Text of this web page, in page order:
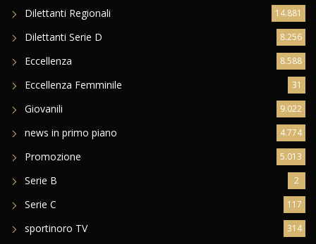
Dilettanti Regionali 14.881
Dilettanti Serie D 8.256
Eccellenza 8.588
Eccellenza Femminile 31
Giovanili 9.022
news in primo piano 4.774
Promozione 5.013
Serie B 2
Serie C 117
sportinoro TV 314